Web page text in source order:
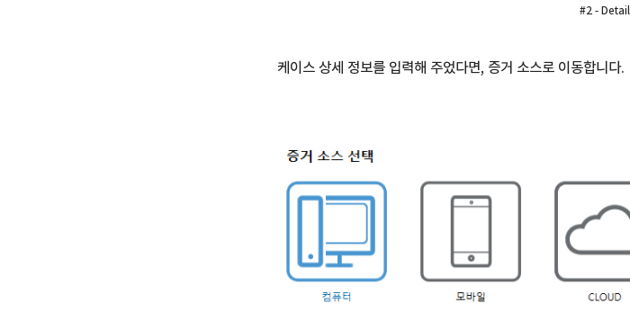
#2 - Detail
케이스 상세 정보를 입력해 주었다면, 증거 소스로 이동합니다.